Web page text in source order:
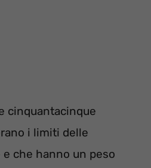
cinquantacinque
i limiti delle
che hanno un peso